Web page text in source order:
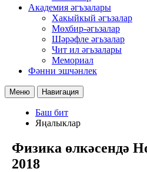
Академия әгъзалары
Хакыйкый әгъзалар
Мөхбир-әгьзалар
Шәрәфле әгьзалар
Чит ил әгьзалары
Мемориал
Фәнни эшчәнлек
Меню Навигация
Баш бит
Яңалыклар
Физика өлкәсендә
2018